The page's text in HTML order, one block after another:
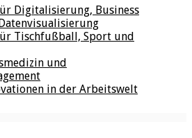
Digitalisierung, Business
Tischfußball, Sport und
und
in der Arbeitswelt